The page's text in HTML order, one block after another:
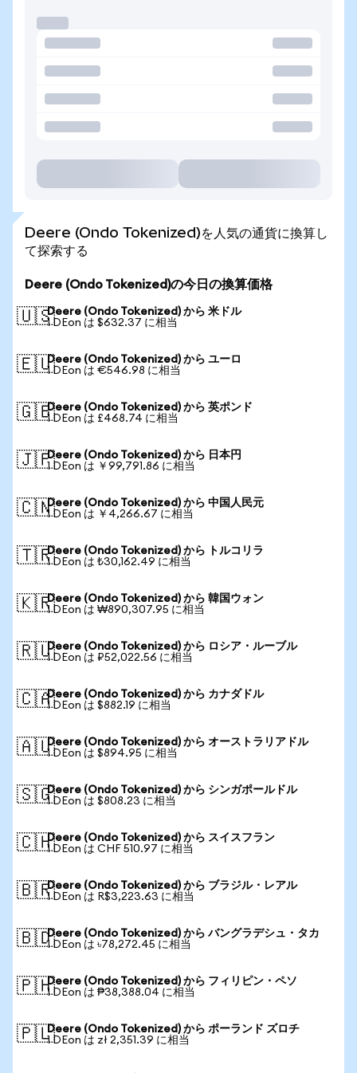
Deere (Ondo Tokenized)を人気の通貨に換算し
て探索する
Deere (Ondo Tokenized)の今日の換算価格
🇺🇸Deere (Ondo Tokenized) から 米ドル
1 DEon は $632.37 に相当
🇪🇺Deere (Ondo Tokenized) から ユーロ
1 DEon は €546.98 に相当
🇬🇧Deere (Ondo Tokenized) から 英ポンド
1 DEon は £468.74 に相当
🇯🇵Deere (Ondo Tokenized) から 日本円
1 DEon は ￥99,791.86 に相当
🇨🇳Deere (Ondo Tokenized) から 中国人民元
1 DEon は ￥4,266.67 に相当
🇹🇷Deere (Ondo Tokenized) から トルコリラ
1 DEon は ₺30,162.49 に相当
🇰🇷Deere (Ondo Tokenized) から 韓国ウォン
1 DEon は ₩890,307.95 に相当
🇷🇺Deere (Ondo Tokenized) から ロシア・ルーブル
1 DEon は ₽52,022.56 に相当
🇨🇦Deere (Ondo Tokenized) から カナダドル
1 DEon は $882.19 に相当
🇦🇺Deere (Ondo Tokenized) から オーストラリアドル
1 DEon は $894.95 に相当
🇸🇬Deere (Ondo Tokenized) から シンガポールドル
1 DEon は $808.23 に相当
🇨🇭Deere (Ondo Tokenized) から スイスフラン
1 DEon は CHF 510.97 に相当
🇧🇷Deere (Ondo Tokenized) から ブラジル・レアル
1 DEon は R$3,223.63 に相当
🇧🇩Deere (Ondo Tokenized) から バングラデシュ・タカ
1 DEon は ৳78,272.45 に相当
🇵🇭Deere (Ondo Tokenized) から フィリピン・ペソ
1 DEon は ₱38,388.04 に相当
🇵🇱Deere (Ondo Tokenized) から ポーランド ズロチ
1 DEon は zł 2,351.39 に相当